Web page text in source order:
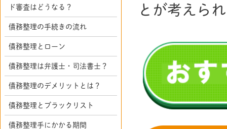
とが考えら
ド審査はどうなる？
債務整理の手続きの流れ
債務整理とローン
債務整理は弁護士・司法書士？
債務整理のデメリットとは？
債務整理とブラックリスト
債務整理手にかかる期間